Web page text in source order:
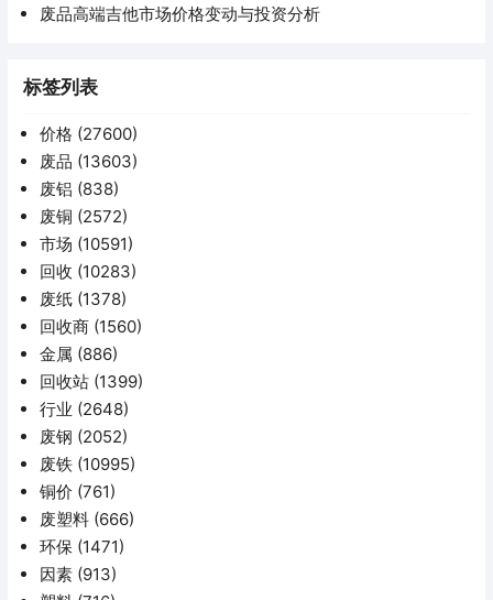
废品高端吉他市场价格变动与投资分析
标签列表
价格 (27600)
废品 (13603)
废铝 (838)
废铜 (2572)
市场 (10591)
回收 (10283)
废纸 (1378)
回收商 (1560)
金属 (886)
回收站 (1399)
行业 (2648)
废钢 (2052)
废铁 (10995)
铜价 (761)
废塑料 (666)
环保 (1471)
因素 (913)